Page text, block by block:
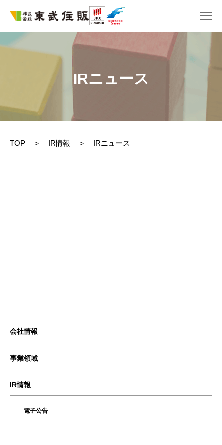
IRニュース
TOP > IR情報 > IRニュース
会社情報
事業領域
IR情報
電子公告